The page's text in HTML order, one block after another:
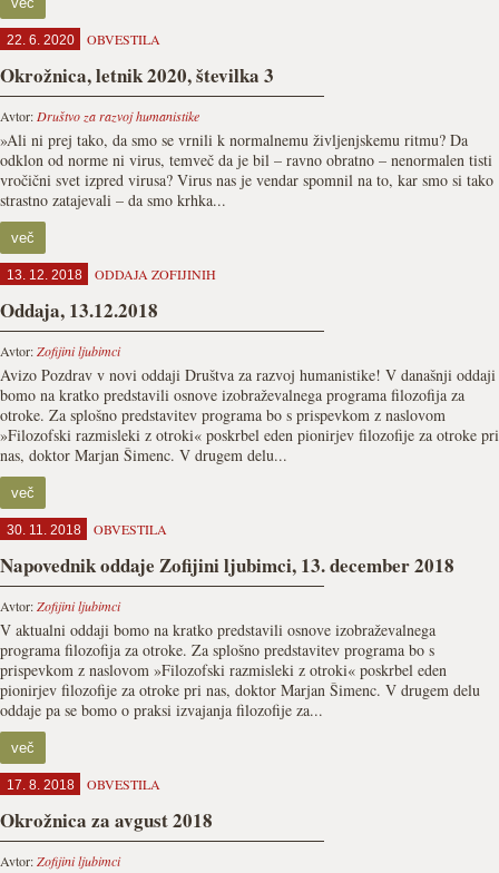
22. 6. 2020 OBVESTILA
Okrožnica, letnik 2020, številka 3
Avtor: Društvo za razvoj humanistike
»Ali ni prej tako, da smo se vrnili k normalnemu življenjskemu ritmu? Da
odklon od norme ni virus, temveč da je bil – ravno obratno – nenormalen tisti
vročični svet izpred virusa? Virus nas je vendar spomnil na to, kar smo si tako
strastno zatajevali – da smo krhka...
več
13. 12. 2018 ODDAJA ZOFIJINIH
Oddaja, 13.12.2018
Avtor:Zofijini ljubimci
Avizo Pozdrav v novi oddaji Društva za razvoj humanistike! V današnji oddaji
bomo na kratko predstavili osnove izobraževalnega programa filozofija za
otroke. Za splošno predstavitev programa bo s prispevkom z naslovom
»Filozofski razmisleki z otroki« poskrbel eden pionirjev filozofije za otroke pri
nas, doktor Marjan Šimenc. V drugem delu...
več
30. 11. 2018 OBVESTILA
Napovednik oddaje Zofijini ljubimci, 13. december 2018
Avtor:Zofijini ljubimci
V aktualni oddaji bomo na kratko predstavili osnove izobraževalnega
programa filozofija za otroke. Za splošno predstavitev programa bo s
prispevkom z naslovom »Filozofski razmisleki z otroki« poskrbel eden
pionirjev filozofije za otroke pri nas, doktor Marjan Šimenc. V drugem delu
oddaje pa se bomo o praksi izvajanja filozofije za...
več
17. 8. 2018 OBVESTILA
Okrožnica za avgust 2018
Avtor:Zofijini ljubimci